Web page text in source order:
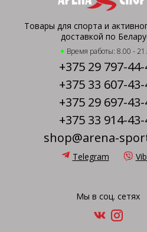
Товары для спорта и
доставкой по
Время работы: 8.00 -
+375 29 797-
+375 33 607-
+375 29 697-
+375 33 914-
shop@arena-
Telegram
Мы в соц. сетях